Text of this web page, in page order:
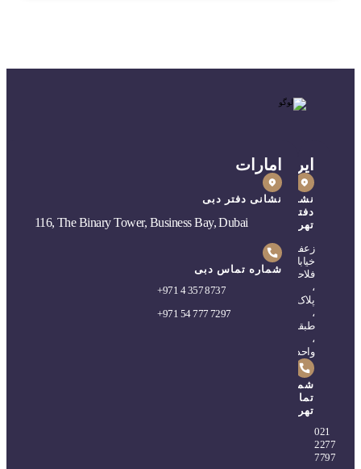
ایران
نشانی
دفتر
تهران
زعفرانیه،
خیابان
فلاحی
،
،
،
واحد۴
شماره
تماس
تهران
021
2277
7797
امارات
نشانی دفتر دبی
116, The Binary Tower, Business Bay, Dubai
شماره تماس دبی
+971 4 357 8737
+971 54 777 7297